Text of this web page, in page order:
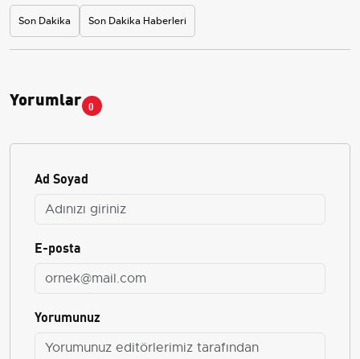
Son Dakika Son Dakika Haberleri
Yorumlar 0
Ad Soyad
E-posta
Yorumunuz